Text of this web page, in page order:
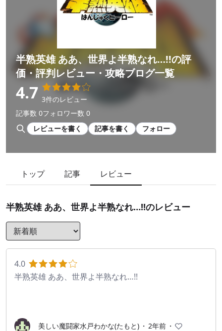
半熟英雄 ああ、世界よ半熟なれ…!!の評
価・評判レビュー・攻略ブログ一覧
4.7 3件のレビュー
記事数 0フォロワー数 0
レビューを書く
記事を書く フォロー
トップ 記事 レビュー
半熟英雄 ああ、世界よ半熟なれ…!!のレビュー
4.0
半熟英雄 ああ、世界よ半熟なれ…!!
美しい魔闘家水戸わかな(たもと) ・ 2年前 ・